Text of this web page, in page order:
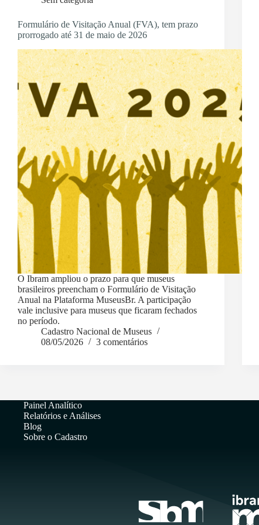
Formulário de Visitação Anual (FVA), tem prazo
prorrogado até 31 de maio de 2026
O Ibram ampliou o prazo para que museus
brasileiros preencham o Formulário de Visitação
Anual na Plataforma MuseusBr. A participação
vale inclusive para museus que ficaram fechados
no período.
Cadastro Nacional de Museus
08/05/2026
3 comentários
Painel Analítico
Relatórios e Análises
Blog
Sobre o Cadastro